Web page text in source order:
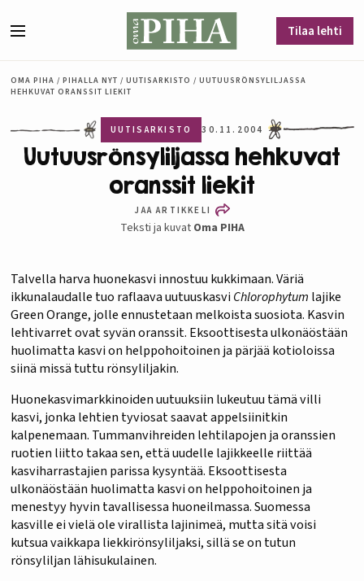
Tilaa lehti
OMA PIHA / PIHALLA NYT / UUTISARKISTO / UUTUUSRÖNSYLILJASSA
HEHKUVAT ORANSSIT LIEKIT
UUTISARKISTO 30.11.2004
Uutuusrönsyliljassa hehkuvat
oranssit liekit
JAA ARTIKKELI
Teksti ja kuvat Oma PIHA
Talvella harva huonekasvi innostuu kukkimaan. Väriä
ikkunalaudalle tuo raflaava uutuuskasvi Chlorophytum lajike
Green Orange, jolle ennustetaan melkoista suosiota. Kasvin
lehtivarret ovat syvän oranssit. Eksoottisesta ulkonäöstään
huolimatta kasvi on helppohoitoinen ja pärjää kotioloissa
siinä missä tuttu rönsyliljakin.
Huonekasvimarkkinoiden uutuuksiin lukeutuu tämä villi
kasvi, jonka lehtien tyviosat saavat appelsiinitkin
kalpenemaan. Tummanvihreiden lehtilapojen ja oranssien
ruotien liitto takaa sen, että uudelle lajikkeelle riittää
kasviharrastajien parissa kysyntää. Eksoottisesta
ulkonäöstään huolimatta kasvi on helppohoitoinen ja
menestyy hyvin tavallisessa huoneilmassa. Suomessa
kasville ei vielä ole virallista lajinimeä, mutta sitä voisi
kutsua vaikkapa liekkirönsyliljaksi, sillä se on tutun
rönsyliljan lähisukulainen.